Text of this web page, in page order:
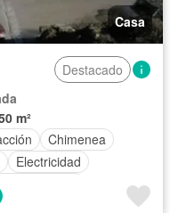
Casa
Destacado
m²
Chimenea
Electricidad
con closet